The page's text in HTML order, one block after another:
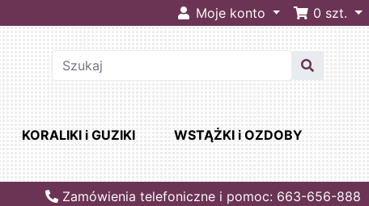
Moje konto 0 szt.
KORALIKI i GUZIKI WSTĄŻKI i OZDOBY
Zamówienia telefoniczne i pomoc: 663-656-888